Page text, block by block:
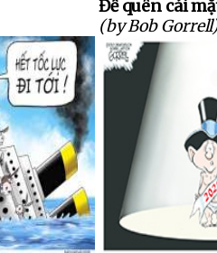
Để quên cái
(by Bob